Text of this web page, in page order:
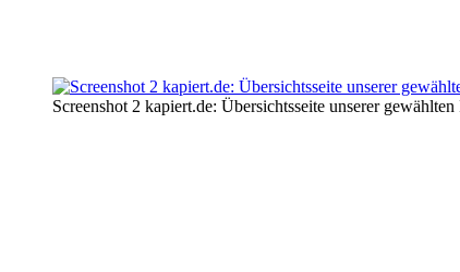
Screenshot 2 kapiert.de: Übersichtsseite unserer